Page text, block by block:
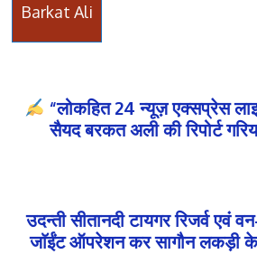
Barkat Ali
“लोकहित 24 न्यूज़ एक्सप्रेस
सैयद बरकत अली की रिपोर्ट
उदन्ती सीतानदी टायगर रिजर्व एवं
जाॅईंट ऑपरेशन कर सागौन लकड़ी के